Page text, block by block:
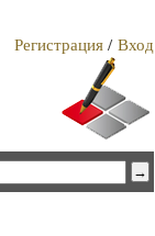
Регистрация / Вход